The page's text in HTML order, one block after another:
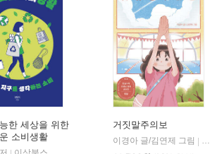
한 세상을 위한
소비생활
거짓말주의보
이경아 글/김연제 그림